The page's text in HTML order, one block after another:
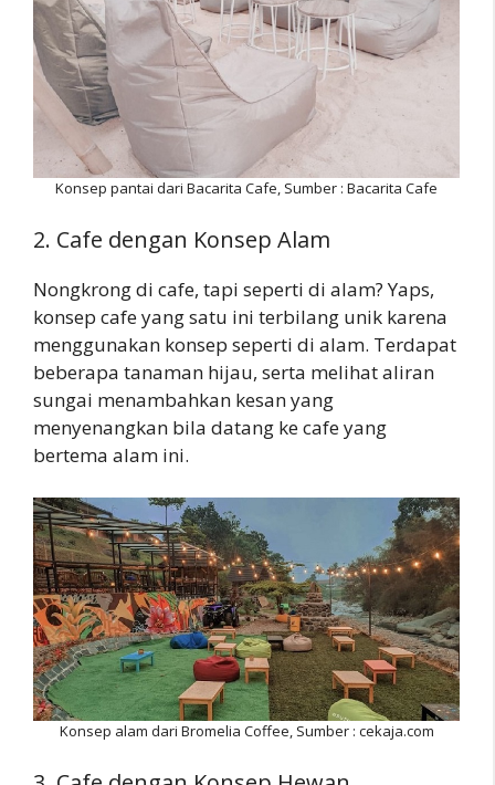
Konsep pantai dari Bacarita Cafe, Sumber : Bacarita Cafe
2. Cafe dengan Konsep Alam
Nongkrong di cafe, tapi seperti di alam? Yaps,
konsep cafe yang satu ini terbilang unik karena
menggunakan konsep seperti di alam. Terdapat
beberapa tanaman hijau, serta melihat aliran
sungai menambahkan kesan yang
menyenangkan bila datang ke cafe yang
bertema alam ini.
Konsep alam dari Bromelia Coffee, Sumber : cekaja.com